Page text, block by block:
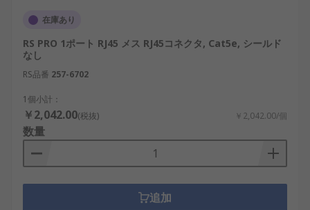
在庫あり
RS PRO 1ポート RJ45 メス RJ45コネクタ, Cat5e, シールド
なし
RS品番 257-6702
1個小計：
￥2,042.00(税抜) ￥2,042.00/個
数量
追加